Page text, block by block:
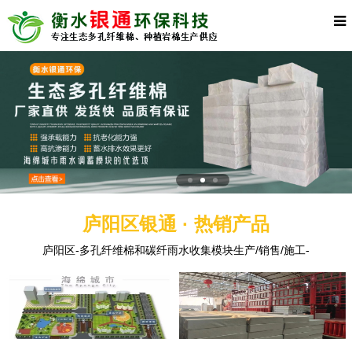
庐阳区银通 · 热销产品
庐阳区-多孔纤维棉和碳纤雨水收集模块生产/销售/施工-